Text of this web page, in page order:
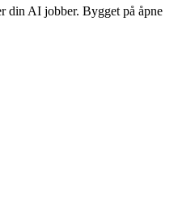
AI jobber. Bygget på åpne